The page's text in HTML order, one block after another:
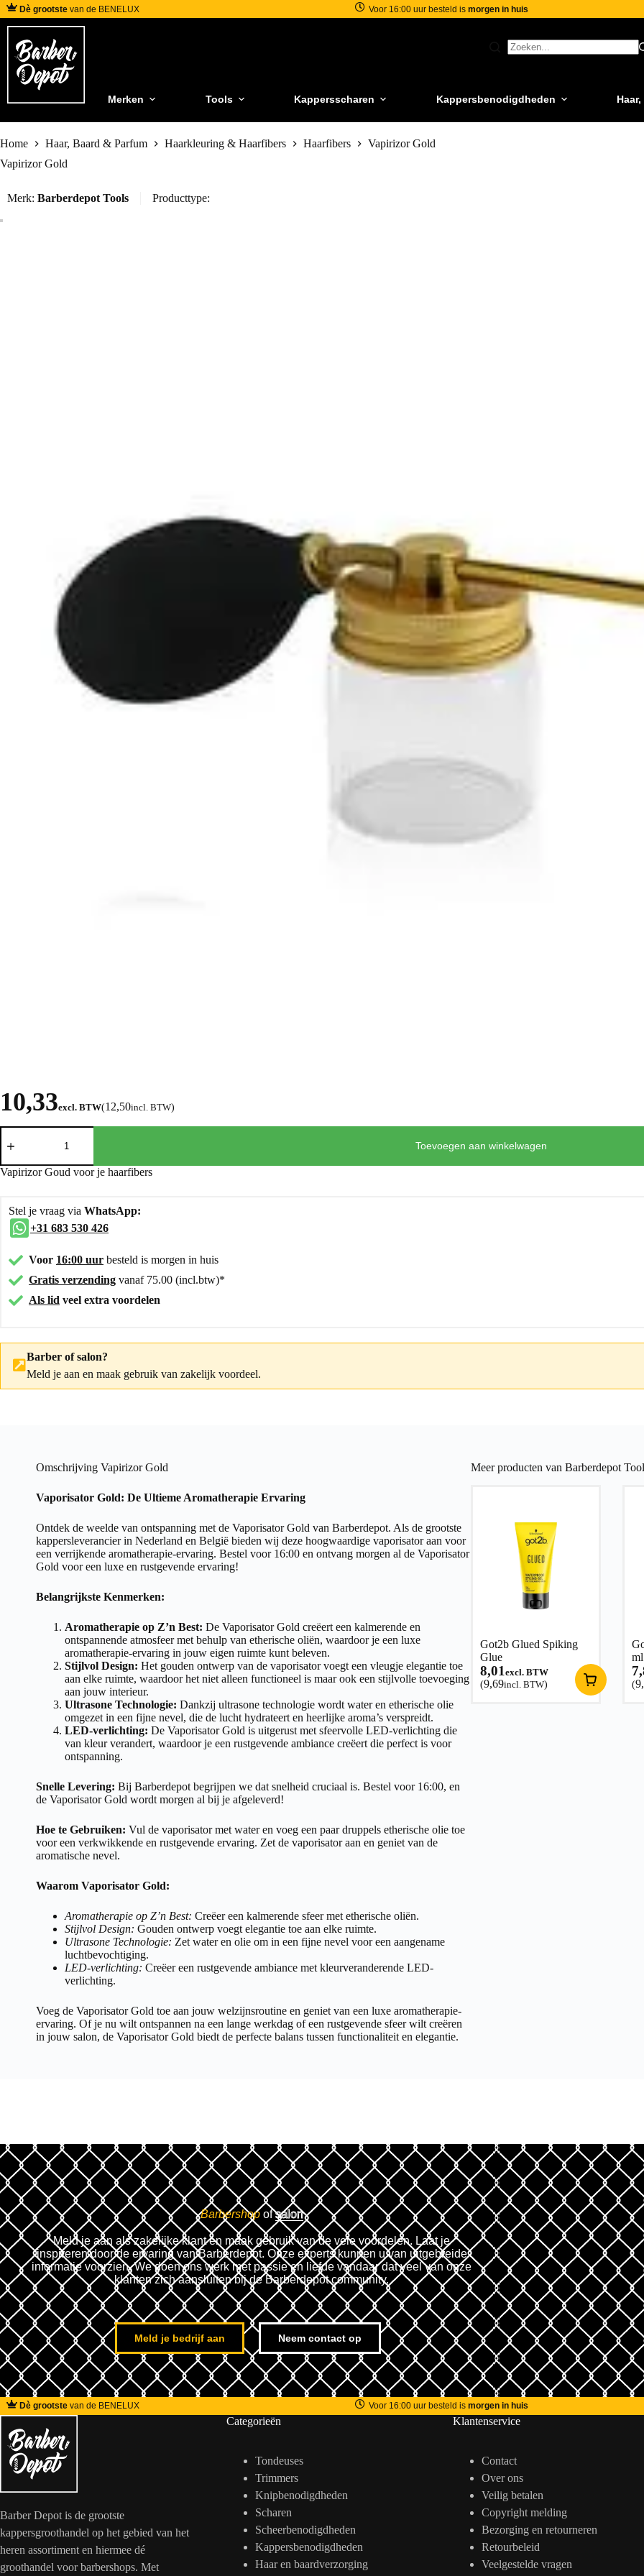
Dè grootste van de BENELUX Voor 16:00 uur besteld ismorgen in huis
Merken Tools Kappersscharen Kappersbenodigdheden
Home Haar, Baard & Parfum Haarkleuring & Haarfibers Haarfibers
Vapirizor Gold
Vapirizor Gold
Merk: Barberdepot Tools Producttype:
10,33excl. BTW(12,50incl. BTW)
Toevoegen aan winkelwagen
Vapirizor Goud voor je haarfibers
Stel je vraag via WhatsApp:
+31 683 530 426
Voor 16:00 uur besteld is morgen in huis
Gratis verzending vanaf 75.00 (incl.btw)*
Als lid veel extra voordelen
Barber of salon?
Meld je aan en maak gebruik van zakelijk voordeel.
Omschrijving Vapirizor Gold
Vaporisator Gold: De Ultieme Aromatherapie Ervaring
Ontdek de weelde van ontspanning met de Vaporisator Gold van Barberdepot. Als de grootste
kappersleverancier in Nederland en België bieden wij deze hoogwaardige vaporisator aan voor
een verrijkende aromatherapie-ervaring. Bestel voor 16:00 en ontvang morgen al de Vaporisator
Gold voor een luxe en rustgevende ervaring!
Belangrijkste Kenmerken:
Aromatherapie op Z’n Best: De Vaporisator Gold creëert een kalmerende en
ontspannende atmosfeer met behulp van etherische oliën, waardoor je een luxe
aromatherapie-ervaring in jouw eigen ruimte kunt beleven.
Stijlvol Design: Het gouden ontwerp van de vaporisator voegt een vleugje elegantie toe
aan elke ruimte, waardoor het niet alleen functioneel is maar ook een stijlvolle toevoeging
aan jouw interieur.
Ultrasone Technologie: Dankzij ultrasone technologie wordt water en etherische olie
omgezet in een fijne nevel, die de lucht hydrateert en heerlijke aroma’s verspreidt.
LED-verlichting: De Vaporisator Gold is uitgerust met sfeervolle LED-verlichting die
van kleur verandert, waardoor je een rustgevende ambiance creëert die perfect is voor
ontspanning.
Snelle Levering: Bij Barberdepot begrijpen we dat snelheid cruciaal is. Bestel voor 16:00, en
de Vaporisator Gold wordt morgen al bij je afgeleverd!
Hoe te Gebruiken: Vul de vaporisator met water en voeg een paar druppels etherische olie toe
voor een verkwikkende en rustgevende ervaring. Zet de vaporisator aan en geniet van de
aromatische nevel.
Waarom Vaporisator Gold:
Aromatherapie op Z’n Best: Creëer een kalmerende sfeer met etherische oliën.
Stijlvol Design: Gouden ontwerp voegt elegantie toe aan elke ruimte.
Ultrasone Technologie: Zet water en olie om in een fijne nevel voor een aangename
luchtbevochtiging.
LED-verlichting: Creëer een rustgevende ambiance met kleurveranderende LED-
verlichting.
Voeg de Vaporisator Gold toe aan jouw welzijnsroutine en geniet van een luxe aromatherapie-
ervaring. Of je nu wilt ontspannen na een lange werkdag of een rustgevende sfeer wilt creëren
in jouw salon, de Vaporisator Gold biedt de perfecte balans tussen functionaliteit en elegantie.
Meer producten van Barberdepot
Got2b Glued Spiking
Glue
8,01 excl. BTW
(9,69incl. BTW)
ml
(
Barbershop of salon
Meld je aan als zakelijke klant en maak gebruik van de vele voordelen. Laat je
inspireren door de ervaring van Barberdepot. Onze experts kunnen u van uitgebreide
informatie voorzien. We doen ons werk met passie en liefde vandaar dat veel van onze
klanten zich aansluiten bij de Barberdepot community.
Meld je bedrijf aan Neem contact op
Dè grootste van de BENELUX Voor 16:00 uur besteld ismorgen in huis
Barber Depot is de grootste
kappersgroothandel op het gebied van het
heren assortiment en hiermee dé
groothandel voor barbershops. Met
Categorieën
Tondeuses
Trimmers
Knipbenodigdheden
Scharen
Scheerbenodigdheden
Kappersbenodigdheden
Haar en baardverzorging
Klantenservice
Contact
Over ons
Veilig betalen
Copyright melding
Bezorging en retourneren
Retourbeleid
Veelgestelde vragen